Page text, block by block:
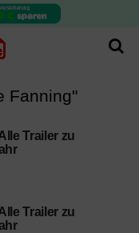
Fanning"
Trailer zu
Trailer zu